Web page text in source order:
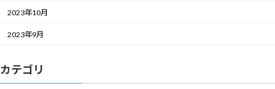
2023年10月
2023年9月
カテゴリ